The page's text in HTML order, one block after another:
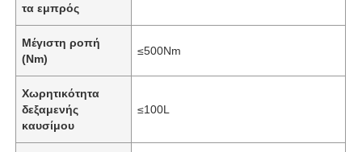
τα εμπρός
Μέγιστη ροπή
(Nm)
≤500Nm
Χωρητικότητα
δεξαμενής
καυσίμου
≤100L